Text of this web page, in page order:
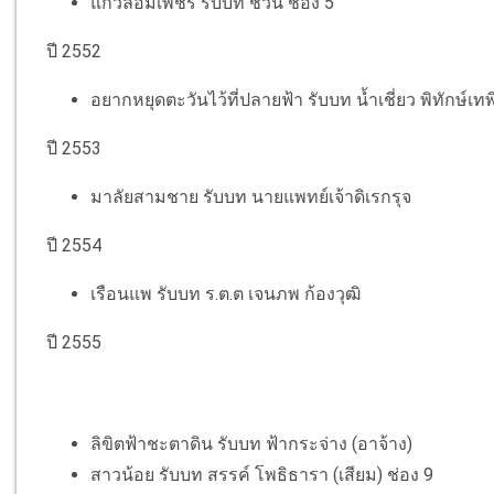
ปี 2552
อยากหยุดตะวันไว้ที่ปลายฟ้า รับบท น้ำเชี่ยว พิทักษ์เท
ปี 2553
มาลัยสามชาย รับบท นายแพทย์เจ้าดิเรกรุจ
ปี 2554
เรือนแพ รับบท ร.ต.ต เจนภพ ก้องวุฒิ
ปี 2555
ลิขิตฟ้าชะตาดิน รับบท ฟ้ากระจ่าง (อาจ้าง)
สาวน้อย รับบท สรรค์ โพธิธารา (เสียม) ช่อง 9